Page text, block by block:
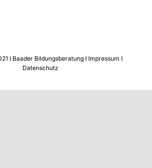
I Baader Bildungsberatung I Impressum I
Datenschutz